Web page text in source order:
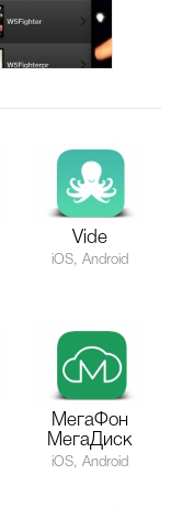
Vide
iOS, Android
МегаФон
МегаДиск
iOS, Android